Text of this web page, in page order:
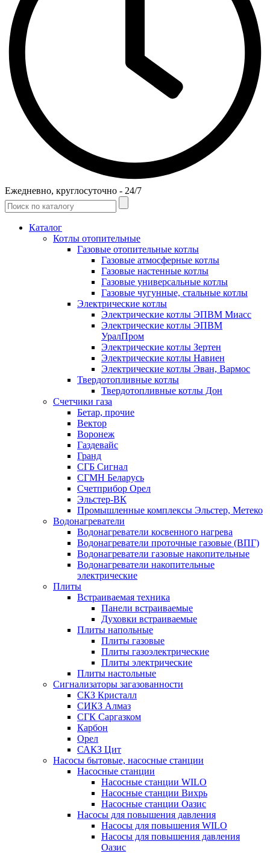
Ежедневно, круглосуточно - 24/7
Каталог
Котлы отопительные
Газовые отопительные котлы
Газовые атмосферные котлы
Газовые настенные котлы
Газовые универсальные котлы
Газовые чугунные, стальные котлы
Электрические котлы
Электрические котлы ЭПВМ Миасс
Электрические котлы ЭПВМ
УралПром
Электрические котлы Зертен
Электрические котлы Навиен
Электрические котлы Эван, Вармос
Твердотопливные котлы
Твердотопливные котлы Дон
Счетчики газа
Бетар, прочие
Вектор
Воронеж
Газдевайс
Гранд
СГБ Сигнал
СГМН Беларусь
Счетприбор Орел
Эльстер-ВК
Промышленные комплексы Эльстер, Метеко
Водонагреватели
Водонагреватели косвенного нагрева
Водонагреватели проточные газовые (ВПГ)
Водонагреватели газовые накопительные
Водонагреватели накопительные
электрические
Плиты
Встраиваемая техника
Панели встраиваемые
Духовки встраиваемые
Плиты напольные
Плиты газовые
Плиты газоэлектрические
Плиты электрические
Плиты настольные
Сигнализаторы загазованности
СКЗ Кристалл
СИКЗ Алмаз
СГК Саргазком
Карбон
Орел
САКЗ Цит
Насосы бытовые, насосные станции
Насосные станции
Насосные станции WILO
Насосные станции Вихрь
Насосные станции Оазис
Насосы для повышения давления
Насосы для повышения WILO
Насосы для повышения давления
Оазис